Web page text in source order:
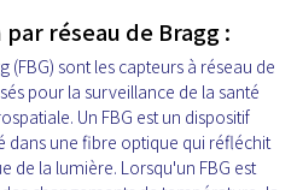
réseau de Bragg :
(FBG) sont les capteurs à réseau de
pour la surveillance de la santé
Un FBG est un dispositif
une fibre optique qui réfléchit
de la lumière. Lorsqu'un FBG est